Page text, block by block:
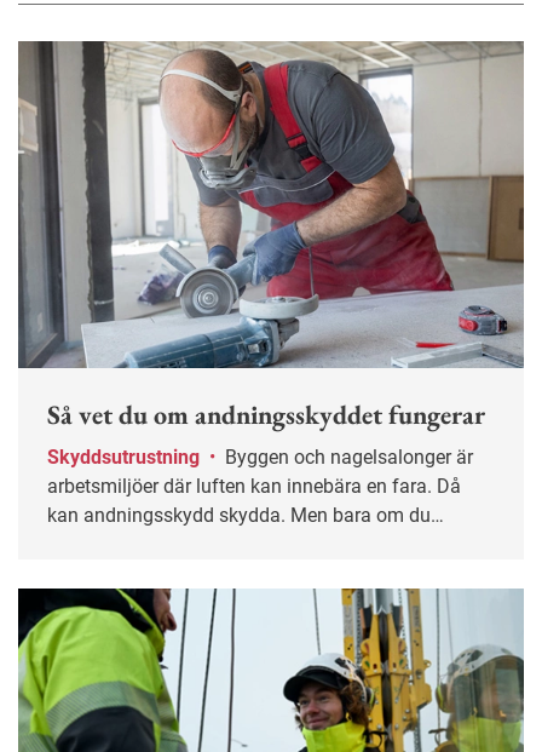
Så vet du om andningsskyddet fungerar
Skyddsutrustning •
arbetsmiljöer där luften kan innebära en fara. Då
kan andningsskydd skydda. Men bara om du